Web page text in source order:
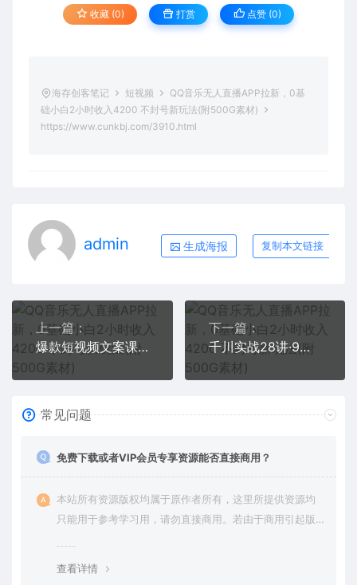
收藏 (0) 打赏 点赞 (0)
海存创客笔记 短视频
QQ音乐无人直播APP拉新，0基
础小白2小时收入4200 不封号新玩法(附500G素材)
https://www.cunkbj.com/3910.html
admin 生成海报 复制本文链接
上一篇：
爆款短视频文案课，助你快速提升创作能力，获取顶级的流量密码！
下一篇：
千川实战28讲·9月新课：从大思路到小细节全盘拆解，做一个能赚钱的账号
常见问题
免费下载或者VIP会员专享资源能否直接商用？
本站所有资源版权均属于原作者所有，这里所提供资源均
只能用于参考学习用，请勿直接商用。若由于商用引起版
查看详情